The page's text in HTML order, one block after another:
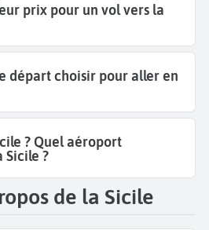
prix pour un vol vers la
départ choisir pour aller en
? Quel aéroport
Sicile ?
de la Sicile